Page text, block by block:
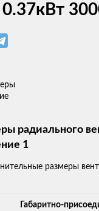
радиального
1
Габаритно-